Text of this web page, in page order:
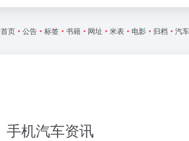
首页 • 公告 • 标签 • 书籍 • 网址 • 米表 • 电影 • 归档 • 汽车
手机汽车资讯